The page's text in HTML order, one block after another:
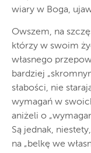
wiary w Boga,
Owszem, na
którzy w swoim
własnego
bardziej
słabości, nie
wymagań w
aniżeli o
Są jednak,
na „belkę we